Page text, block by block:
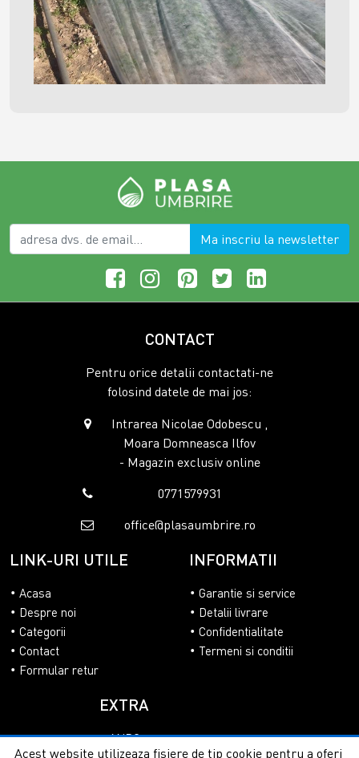
Ma inscriu la newsletter
CONTACT
Pentru orice detalii contactati-ne
folosind datele de mai jos:
Intrarea Nicolae Odobescu ,
Moara Domneasca Ilfov
- Magazin exclusiv online
0771579931
office@plasaumbrire.ro
LINK-URI UTILE
Acasa
Despre noi
Categorii
Contact
Formular retur
INFORMATII
Garantie si service
Detalii livrare
Confidentialitate
Termeni si conditii
EXTRA
ANPC
Acest website utilizeaza fisiere de tip cookie pentru a oferi